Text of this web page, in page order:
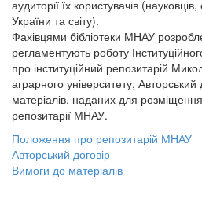
аудиторії їх користувачів
України та світу).
Фахівцями бібліотеки МНАУ
регламентують роботу
про інституційний репозитарій
аграрного університету,
матеріалів, наданих для
репозитарії МНАУ.
Положення про репозитарій МНАУ
Авторський договір
Вимоги до матеріалів